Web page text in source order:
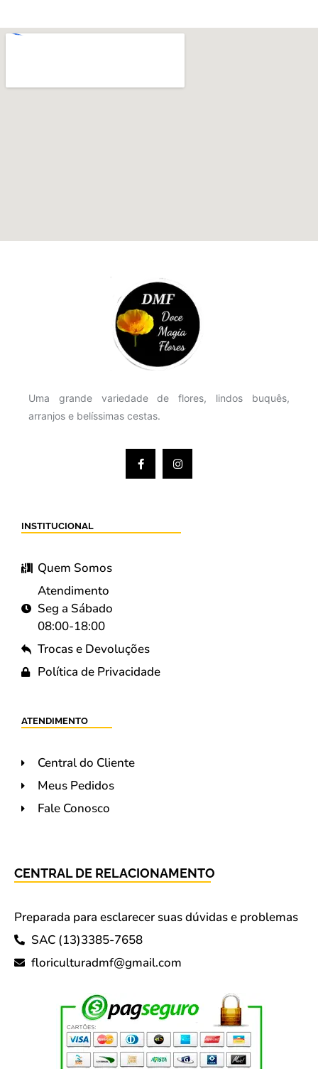
Uma grande variedade de flores, lindos buquês,
arranjos e belíssimas cestas.
INSTITUCIONAL
Quem Somos
Atendimento
Seg a Sábado
08:00-18:00
Trocas e Devoluções
Política de Privacidade
ATENDIMENTO
Central do Cliente
Meus Pedidos
Fale Conosco
CENTRAL DE RELACIONAMENTO
Preparada para esclarecer suas dúvidas e problemas
SAC (13)3385-7658
floriculturadmf@gmail.com